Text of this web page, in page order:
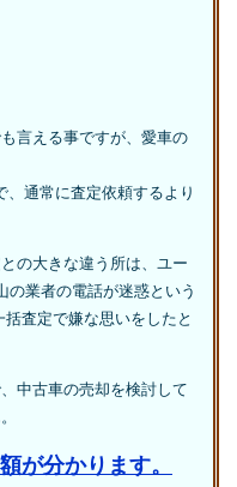
言える事ですが、愛車の
通常に査定依頼するより
の大きな違う所は、ユー
の業者の電話が迷惑という
査定で嫌な思いをしたと
中古車の売却を検討して
が分かります。